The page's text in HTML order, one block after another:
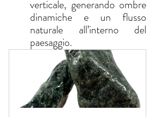
verticale, generando ombre
dinamiche e un flusso
naturale all’interno del
paesaggio.